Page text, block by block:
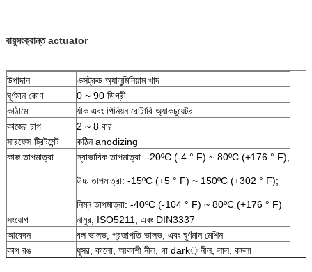
বায়ুসংক্রান্ত actuator
উপাদান
এক্সট্রুড অ্যালুমিনিয়াম খাদ
ঘূর্ণমান কোণ
0 ~ 90 ডিগ্রী
কাঠামো
র্যাক এবং পিনিয়ন রোটারি অ্যাকচুয়েটর
কাজের চাপ
2 ~ 8 বার
সারফেস ট্রিটমেন্ট
কঠিন anodizing
কাজ তাপমাত্রা
স্বাভাবিক তাপমাত্রা: -20ºC (-4 ° F) ~ 80ºC (+176 ° F);
উচ্চ তাপমাত্রা: -15ºC (+5 ° F) ~ 150ºC (+302 ° F);
নিম্ন তাপমাত্রা: -40ºC (-104 ° F) ~ 80ºC (+176 ° F)
সংযোগ
নামুর, ISO5211, এবং DIN3337
আবেদন
বল ভালভ, প্রজাপতি ভালভ, এবং ঘূর্ণমান মেশিন
কাপ রঙ
ধূসর, কালো, আকাশী নীল, গা dark় নীল, লাল, কমলা